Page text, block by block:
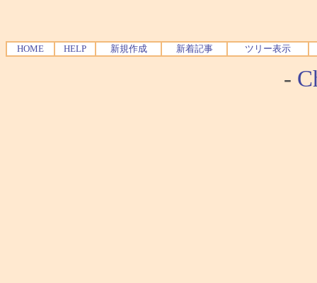
HOME HELP 新規作成 新着記事 ツリー表示
-